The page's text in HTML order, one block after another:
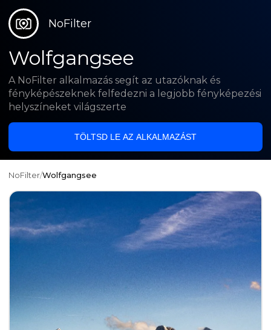
NoFilter
Wolfgangsee
A NoFilter alkalmazás segít az utazóknak és
fényképészeknek felfedezni a legjobb fényképezési
helyszíneket világszerte
TÖLTSD LE AZ ALKALMAZÁST
NoFilter/Wolfgangsee